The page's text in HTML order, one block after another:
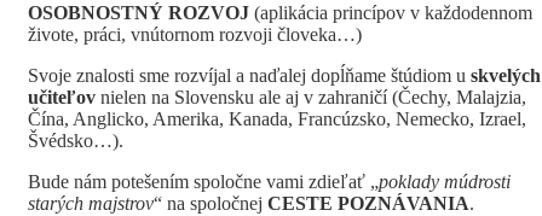
OSOBNOSTNÝ ROZVOJ (aplikácia princípov v každodennom
živote, práci, vnútornom rozvoji človeka…)
Svoje znalosti sme rozvíjal a naďalej dopĺňame štúdiom u skvelých
učiteľov nielen na Slovensku ale aj v zahraničí (Čechy, Malajzia,
Čína, Anglicko, Amerika, Kanada, Francúzsko, Nemecko, Izrael,
Švédsko…).
Bude nám potešením spoločne vami zdieľať „poklady múdrosti
starých majstrov“ na spoločnej CESTE POZNÁVANIA.